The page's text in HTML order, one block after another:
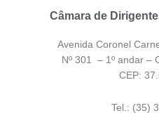
Câmara de
Avenida Coronel
Nº 301 – 1º andar –
CEP:
Tel.: (35)